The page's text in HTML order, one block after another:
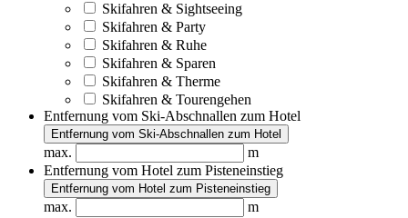
Skifahren & Sightseeing
Skifahren & Party
Skifahren & Ruhe
Skifahren & Sparen
Skifahren & Therme
Skifahren & Tourengehen
Entfernung vom Ski-Abschnallen zum Hotel
Entfernung vom Ski-Abschnallen zum Hotel
max.
m
Entfernung vom Hotel zum Pisteneinstieg
Entfernung vom Hotel zum Pisteneinstieg
max.
m